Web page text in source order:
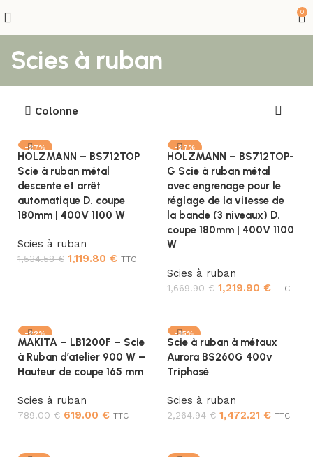
0
Scies à ruban
Colonne
-27%
HOLZMANN – BS712TOP
Scie à ruban métal
descente et arrêt
automatique D. coupe
180mm | 400V 1100 W
Scies à ruban
1,534.58€ 1,119.80 € TTC
-27%
HOLZMANN – BS712TOP-
G Scie à ruban métal
avec engrenage pour le
réglage de la vitesse de
la bande (3 niveaux) D.
coupe 180mm | 400V 1100
W
Scies à ruban
1,669.90€ 1,219.90 € TTC
-22%
MAKITA – LB1200F – Scie
à Ruban d’atelier 900 W –
Hauteur de coupe 165 mm
Scies à ruban
789.00€ 619.00 € TTC
-35%
Scie à ruban à métaux
Aurora BS260G 400v
Triphasé
Scies à ruban
2,264.94€ 1,472.21 € TTC